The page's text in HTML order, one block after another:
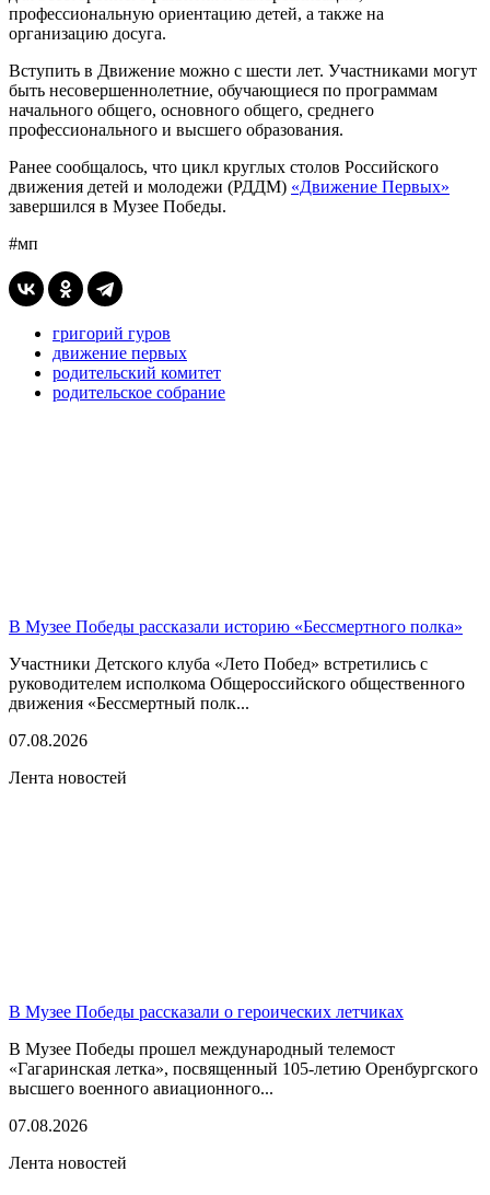
профессиональную ориентацию детей, а также на
организацию досуга.
Вступить в Движение можно с шести лет. Участниками могут
быть несовершеннолетние, обучающиеся по программам
начального общего, основного общего, среднего
профессионального и высшего образования.
Ранее сообщалось, что цикл круглых столов Российского
движения детей и молодежи (РДДМ) «Движение Первых»
завершился в Музее Победы.
#мп
григорий гуров
движение первых
родительский комитет
родительское собрание
В Музее Победы рассказали историю «Бессмертного полка»
Участники Детского клуба «Лето Побед» встретились с
руководителем исполкома Общероссийского общественного
движения «Бессмертный полк...
07.08.2026
Лента новостей
В Музее Победы рассказали о героических летчиках
В Музее Победы прошел международный телемост
«Гагаринская летка», посвященный 105-летию Оренбургского
высшего военного авиационного...
07.08.2026
Лента новостей